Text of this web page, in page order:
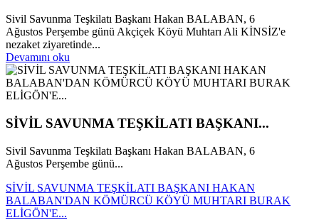
Sivil Savunma Teşkilatı Başkanı Hakan BALABAN, 6
Ağustos Perşembe günü Akçiçek Köyü Muhtarı Ali KİNSİZ'e
nezaket ziyaretinde...
Devamını oku
SİVİL SAVUNMA TEŞKİLATI BAŞKANI...
Sivil Savunma Teşkilatı Başkanı Hakan BALABAN, 6
Ağustos Perşembe günü...
SİVİL SAVUNMA TEŞKİLATI BAŞKANI HAKAN
BALABAN'DAN KÖMÜRCÜ KÖYÜ MUHTARI BURAK
ELİGÖN'E...